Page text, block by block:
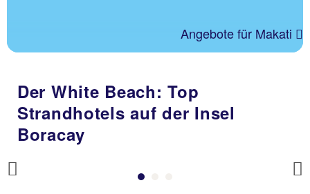
Angebote für Makati
Der White Beach: Top
Strandhotels auf der Insel
Boracay
Previous